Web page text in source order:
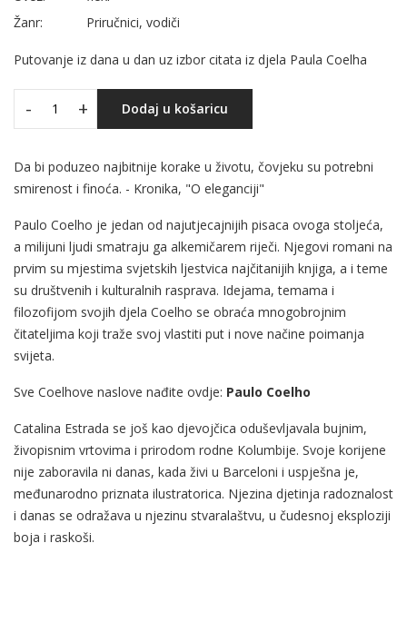
Žanr:
Priručnici, vodiči
Putovanje iz dana u dan uz izbor citata iz djela Paula Coelha
- + Dodaj u košaricu
Da bi poduzeo najbitnije korake u životu, čovjeku su potrebni
smirenost i finoća. - Kronika, "O eleganciji"
Paulo Coelho je jedan od najutjecajnijih pisaca ovoga stoljeća,
a milijuni ljudi smatraju ga alkemičarem riječi. Njegovi romani na
prvim su mjestima svjetskih ljestvica najčitanijih knjiga, a i teme
su društvenih i kulturalnih rasprava. Idejama, temama i
filozofijom svojih djela Coelho se obraća mnogobrojnim
čitateljima koji traže svoj vlastiti put i nove načine poimanja
svijeta.
Sve Coelhove naslove nađite ovdje: Paulo Coelho
Catalina Estrada se još kao djevojčica oduševljavala bujnim,
živopisnim vrtovima i prirodom rodne Kolumbije. Svoje korijene
nije zaboravila ni danas, kada živi u Barceloni i uspješna je,
međunarodno priznata ilustratorica. Njezina djetinja radoznalost
i danas se odražava u njezinu stvaralaštvu, u čudesnoj eksploziji
boja i raskoši.